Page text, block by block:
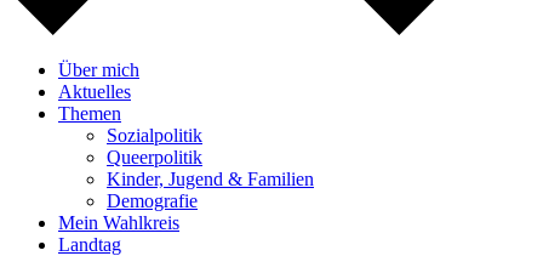
Über mich
Aktuelles
Themen
Sozialpolitik
Queerpolitik
Kinder, Jugend & Familien
Demografie
Mein Wahlkreis
Landtag